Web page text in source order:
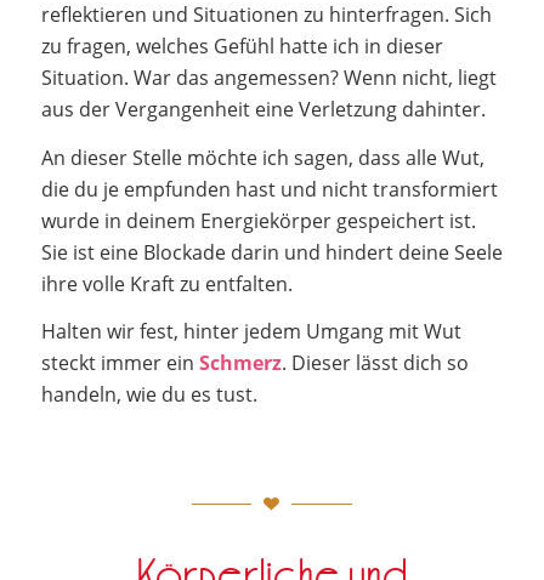
reflektieren und Situationen zu hinterfragen. Sich
zu fragen, welches Gefühl hatte ich in dieser
Situation. War das angemessen? Wenn nicht, liegt
aus der Vergangenheit eine Verletzung dahinter.
An dieser Stelle möchte ich sagen, dass alle Wut,
die du je empfunden hast und nicht transformiert
wurde in deinem Energiekörper gespeichert ist.
Sie ist eine Blockade darin und hindert deine Seele
ihre volle Kraft zu entfalten.
Halten wir fest, hinter jedem Umgang mit Wut
steckt immer ein Schmerz. Dieser lässt dich so
handeln, wie du es tust.